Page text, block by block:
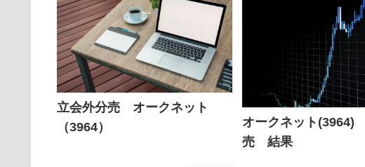
立会外分売 オークネット
（3964）
オークネット(3964)
売 結果